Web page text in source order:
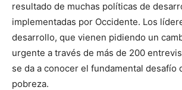
resultado de muchas políticas de
implementadas por Occidente. Los
desarrollo, que vienen pidiendo un
urgente a través de más de 200
se da a conocer el fundamental desafío
pobreza.